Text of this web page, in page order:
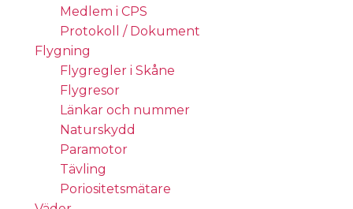
Medlem i CPS
Protokoll / Dokument
Flygning
Flygregler i Skåne
Flygresor
Länkar och nummer
Naturskydd
Paramotor
Tävling
Poriositetsmätare